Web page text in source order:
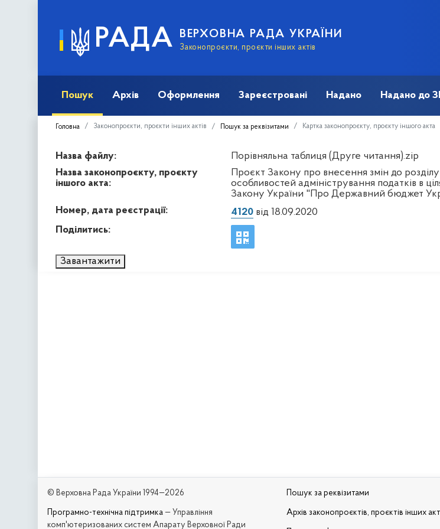
РАДА ВЕРХОВНА РАДА УКРАЇНИ
Законопроєкти, проєкти інших актів
Пошук Архів Оформлення Зареєстровані Надано Надано до
Головна Законопроєкти, проєкти інших актів Пошук за реквізитами Картка законопроєкту, проєкту іншого акта
Назва файлу:
Порівняльна таблиця (Друге читання).zip
Назва законопроєкту, проєкту
іншого акта:
Проєкт Закону про внесення змін до
особливостей адміністрування податків в
Закону України "Про Державний бюджет
Номер, дата реєстрації:
4120від 18.09.2020
Поділитись:
Завантажити
© Верховна Рада України 1994—2026
Програмно-технічна підтримка — Управління
комп'ютеризованих систем Апарату Верховної Ради
Пошук за реквізитами
Архів законопроєктів, проєктів інших